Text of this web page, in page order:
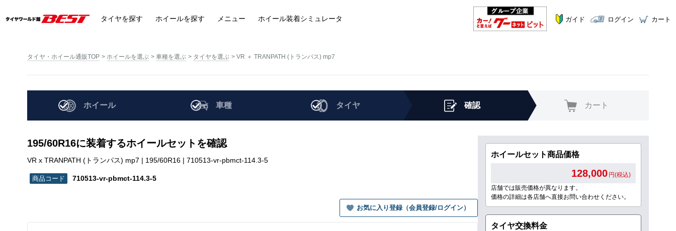
タイヤを探す ホイールを探す メニュー ホイール装着シミュレータ ガイド ログイン カート
タイヤ・ホイール通販TOP ホイールを選ぶ 車種を選ぶ タイヤを選ぶ VR ＋ TRANPATH (トランパス) mp7
ホイール 車種 タイヤ 確認 カート
195/60R16に装着するホイールセットを確認
VR x TRANPATH (トランパス) mp7 | 195/60R16 | 710513-vr-pbmct-114.3-5
710513-vr-pbmct-114.3-5
お気に入り登録（会員登録/ログイン）
ホイールセット商品価格
128,000 円(税込)
店舗では販売価格が異なります。
価格の詳細は各店舗へ直接お問い合わせください。
タイヤ交換料金